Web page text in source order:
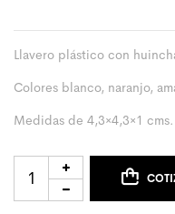
Llavero plástico con
Colores blanco, naranjo,
Medidas de 4,3×4,3×1 cms.